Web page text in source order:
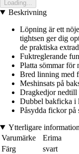
Loading...
Beskrivning
Löpning är ett
tightsen ger dig
de praktiska
Fuktreglerande
Platta sömmar för
Bred linning med
Meshinsats på
Dragkedjor nedtill
Dubbel bakficka i
Påsydda fickor på
Ytterligare information
Varumärke
Erima
Färg
svart